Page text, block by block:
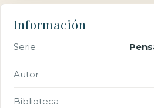
Información
Serie
Autor
Biblioteca